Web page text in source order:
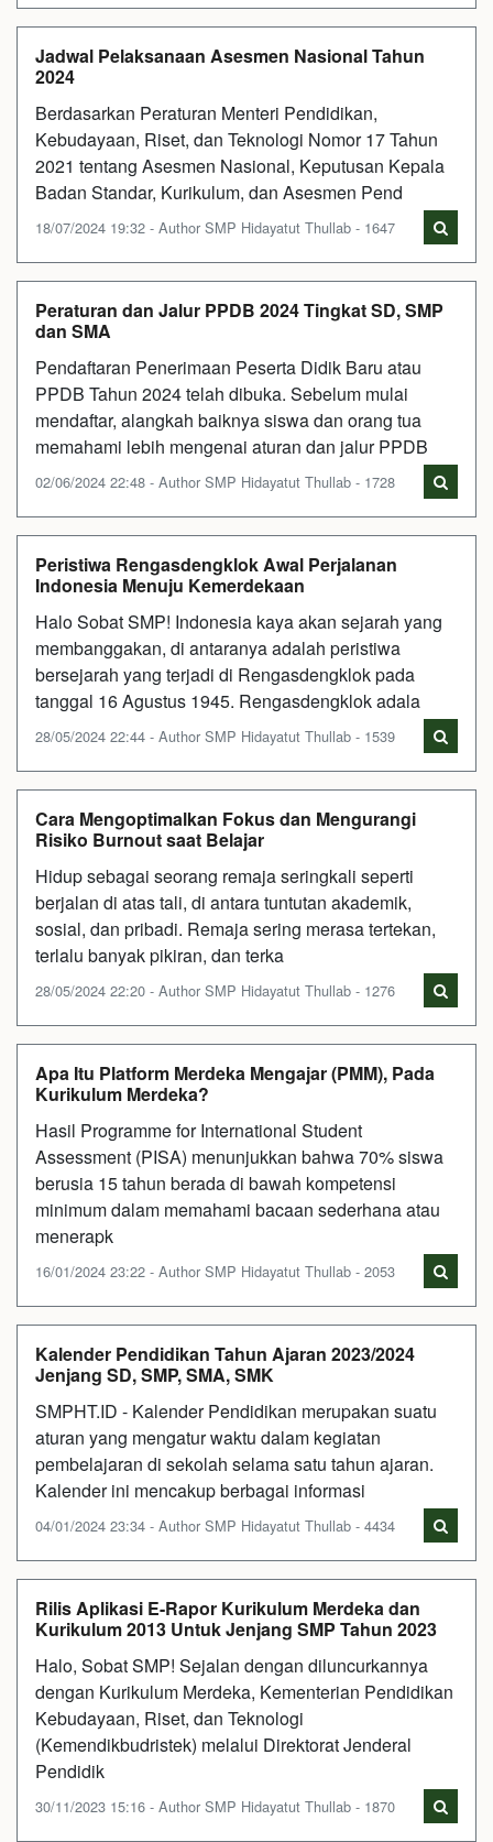
Jadwal Pelaksanaan Asesmen Nasional Tahun
2024
Berdasarkan Peraturan Menteri Pendidikan,
Kebudayaan, Riset, dan Teknologi Nomor 17 Tahun
2021 tentang Asesmen Nasional, Keputusan Kepala
Badan Standar, Kurikulum, dan Asesmen Pend
18/07/2024 19:32 - Author SMP Hidayatut Thullab - 1647
Peraturan dan Jalur PPDB 2024 Tingkat SD, SMP
dan SMA
Pendaftaran Penerimaan Peserta Didik Baru atau
PPDB Tahun 2024 telah dibuka. Sebelum mulai
mendaftar, alangkah baiknya siswa dan orang tua
memahami lebih mengenai aturan dan jalur PPDB
02/06/2024 22:48 - Author SMP Hidayatut Thullab - 1728
Peristiwa Rengasdengklok Awal Perjalanan
Indonesia Menuju Kemerdekaan
Halo Sobat SMP! Indonesia kaya akan sejarah yang
membanggakan, di antaranya adalah peristiwa
bersejarah yang terjadi di Rengasdengklok pada
tanggal 16 Agustus 1945. Rengasdengklok adala
28/05/2024 22:44 - Author SMP Hidayatut Thullab - 1539
Cara Mengoptimalkan Fokus dan Mengurangi
Risiko Burnout saat Belajar
Hidup sebagai seorang remaja seringkali seperti
berjalan di atas tali, di antara tuntutan akademik,
sosial, dan pribadi. Remaja sering merasa tertekan,
terlalu banyak pikiran, dan terka
28/05/2024 22:20 - Author SMP Hidayatut Thullab - 1276
Apa Itu Platform Merdeka Mengajar (PMM), Pada
Kurikulum Merdeka?
Hasil Programme for International Student
Assessment (PISA) menunjukkan bahwa 70% siswa
berusia 15 tahun berada di bawah kompetensi
minimum dalam memahami bacaan sederhana atau
menerapk
16/01/2024 23:22 - Author SMP Hidayatut Thullab - 2053
Kalender Pendidikan Tahun Ajaran 2023/2024
Jenjang SD, SMP, SMA, SMK
SMPHT.ID - Kalender Pendidikan merupakan suatu
aturan yang mengatur waktu dalam kegiatan
pembelajaran di sekolah selama satu tahun ajaran.
Kalender ini mencakup berbagai informasi
04/01/2024 23:34 - Author SMP Hidayatut Thullab - 4434
Rilis Aplikasi E-Rapor Kurikulum Merdeka dan
Kurikulum 2013 Untuk Jenjang SMP Tahun 2023
Halo, Sobat SMP! Sejalan dengan diluncurkannya
dengan Kurikulum Merdeka, Kementerian Pendidikan
Kebudayaan, Riset, dan Teknologi
(Kemendikbudristek) melalui Direktorat Jenderal
Pendidik
30/11/2023 15:16 - Author SMP Hidayatut Thullab - 1870